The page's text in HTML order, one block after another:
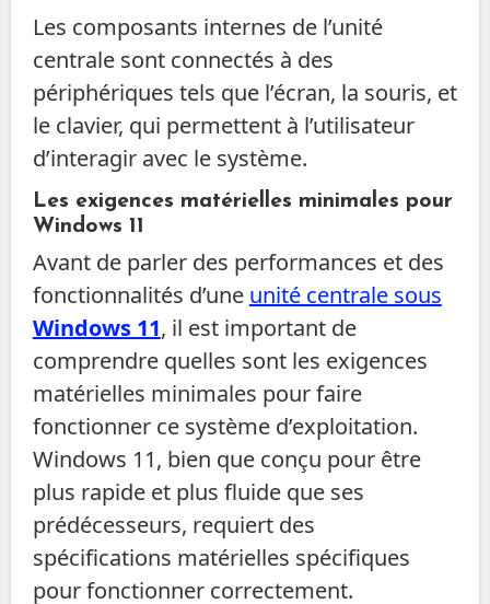
Les composants internes de l’unité
centrale sont connectés à des
périphériques tels que l’écran, la souris, et
le clavier, qui permettent à l’utilisateur
d’interagir avec le système.
Les exigences matérielles minimales pour
Windows 11
Avant de parler des performances et des
fonctionnalités d’une unité centrale sous
Windows 11, il est important de
comprendre quelles sont les exigences
matérielles minimales pour faire
fonctionner ce système d’exploitation.
Windows 11, bien que conçu pour être
plus rapide et plus fluide que ses
prédécesseurs, requiert des
spécifications matérielles spécifiques
pour fonctionner correctement.